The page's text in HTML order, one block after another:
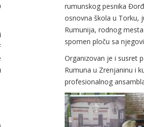
rumunskog pesnika
osnovna škola u Torku,
Rumunija, rodnog
spomen ploču sa
Organizovan je i susret
Rumuna u Zrenjaninu i
profesionalnog